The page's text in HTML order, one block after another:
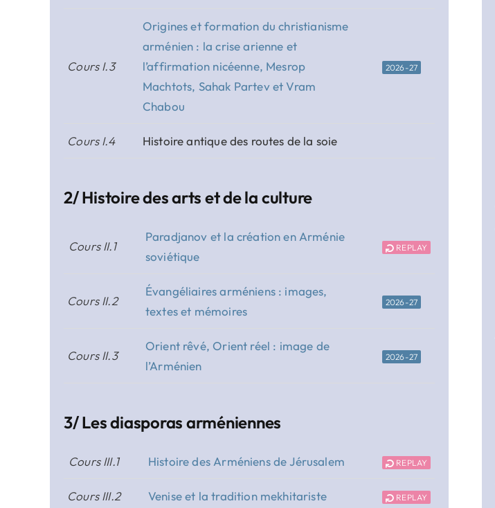
Cours I.3
Origines et formation du christianisme
arménien : la crise arienne et
l’affirmation nicéenne, Mesrop
Machtots, Sahak Partev et Vram
Chabou
2026-27
Cours I.4 Histoire antique des routes de la soie
2/ Histoire des arts et de la culture
Cours II.1
Paradjanov et la création en Arménie
soviétique
REPLAY
Cours II.2
Évangéliaires arméniens : images,
textes et mémoires
2026-27
Cours II.3
Orient rêvé, Orient réel : image de
l’Arménien
2026-27
3/ Les diasporas arméniennes
Cours III.1 Histoire des Arméniens de Jérusalem REPLAY
Cours III.2 Venise et la tradition mekhitariste REPLAY